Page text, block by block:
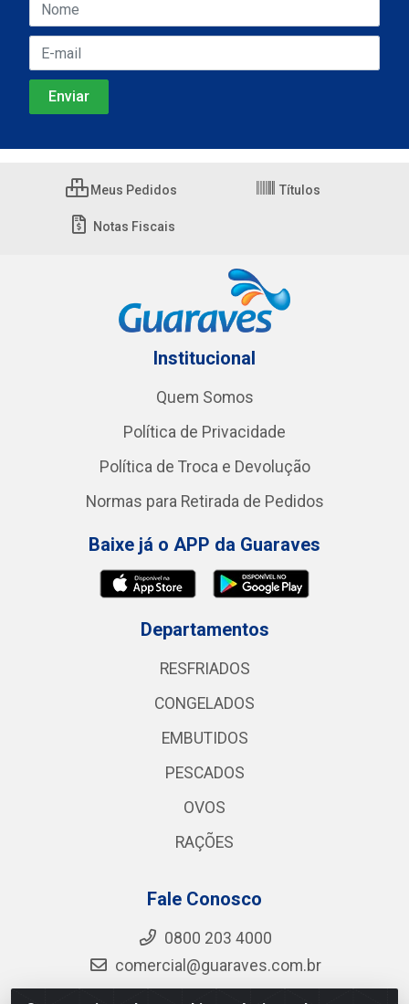
Meus Pedidos Títulos
Notas Fiscais
Institucional
Quem Somos
Política de Privacidade
Política de Troca e Devolução
Normas para Retirada de Pedidos
Baixe já o APP da Guaraves
Departamentos
RESFRIADOS
CONGELADOS
EMBUTIDOS
PESCADOS
OVOS
RAÇÕES
Fale Conosco
0800 203 4000
comercial@guaraves.com.br